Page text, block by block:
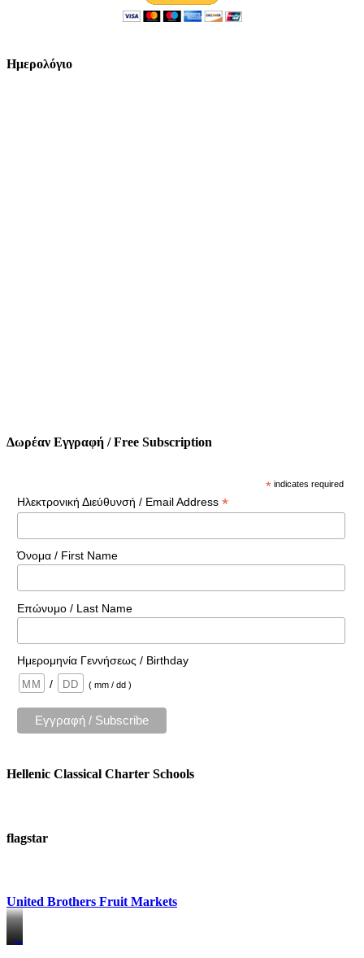
Ημερολόγιο
Δωρέαν Εγγραφή / Free Subscription
* indicates required
Ηλεκτρονική Διεύθυνσή / Email Address *
Όνομα / First Name
Επώνυμο / Last Name
Ημερομηνία Γεννήσεως / Birthday
/
( mm / dd )
Hellenic Classical Charter Schools
flagstar
United Brothers Fruit Markets
https://www.unitedbrothersfruitmarkets.com/
https://www.unitedbrothersfruitmarkets.com/